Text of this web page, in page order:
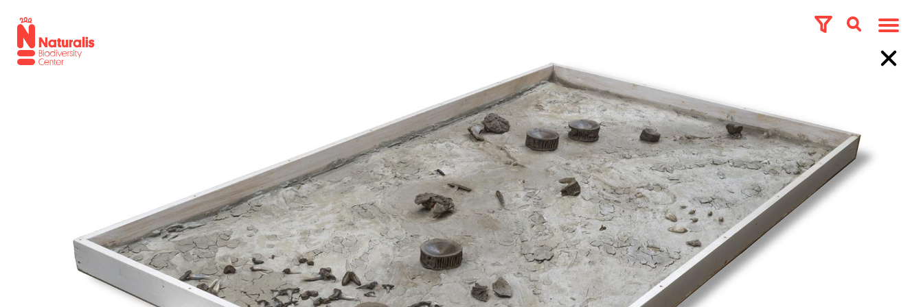
Tentoonstelling 200
jaar Naturalis
Topverzamelingen
Deelcollecties
Land van herkomst
Onderzoekers & experts
Laatst toegevoegde topstukken
Fossiele haai uit Winterswijk
Boventallige slagtand van Sumatraanse olifant
Uitgestorven blauwbok
Over Topstukken
Natuurhistorische collecties zijn al eeuwen de spil van het
onderzoek naar de natuur. Ze vormen een belangrijk modern
wetenschappelijk instrument voor de mens om vat te krijgen op de
natuurlijke omgeving en diens oorsprong. De collecties, de daarin
verborgen en daaraan gekoppelde informatie, vormen de ruggengraat
van het onderzoek naar geologische en biologische diversiteit. Ze
helpen om de biodiversiteit uit heden en verleden in kaart te